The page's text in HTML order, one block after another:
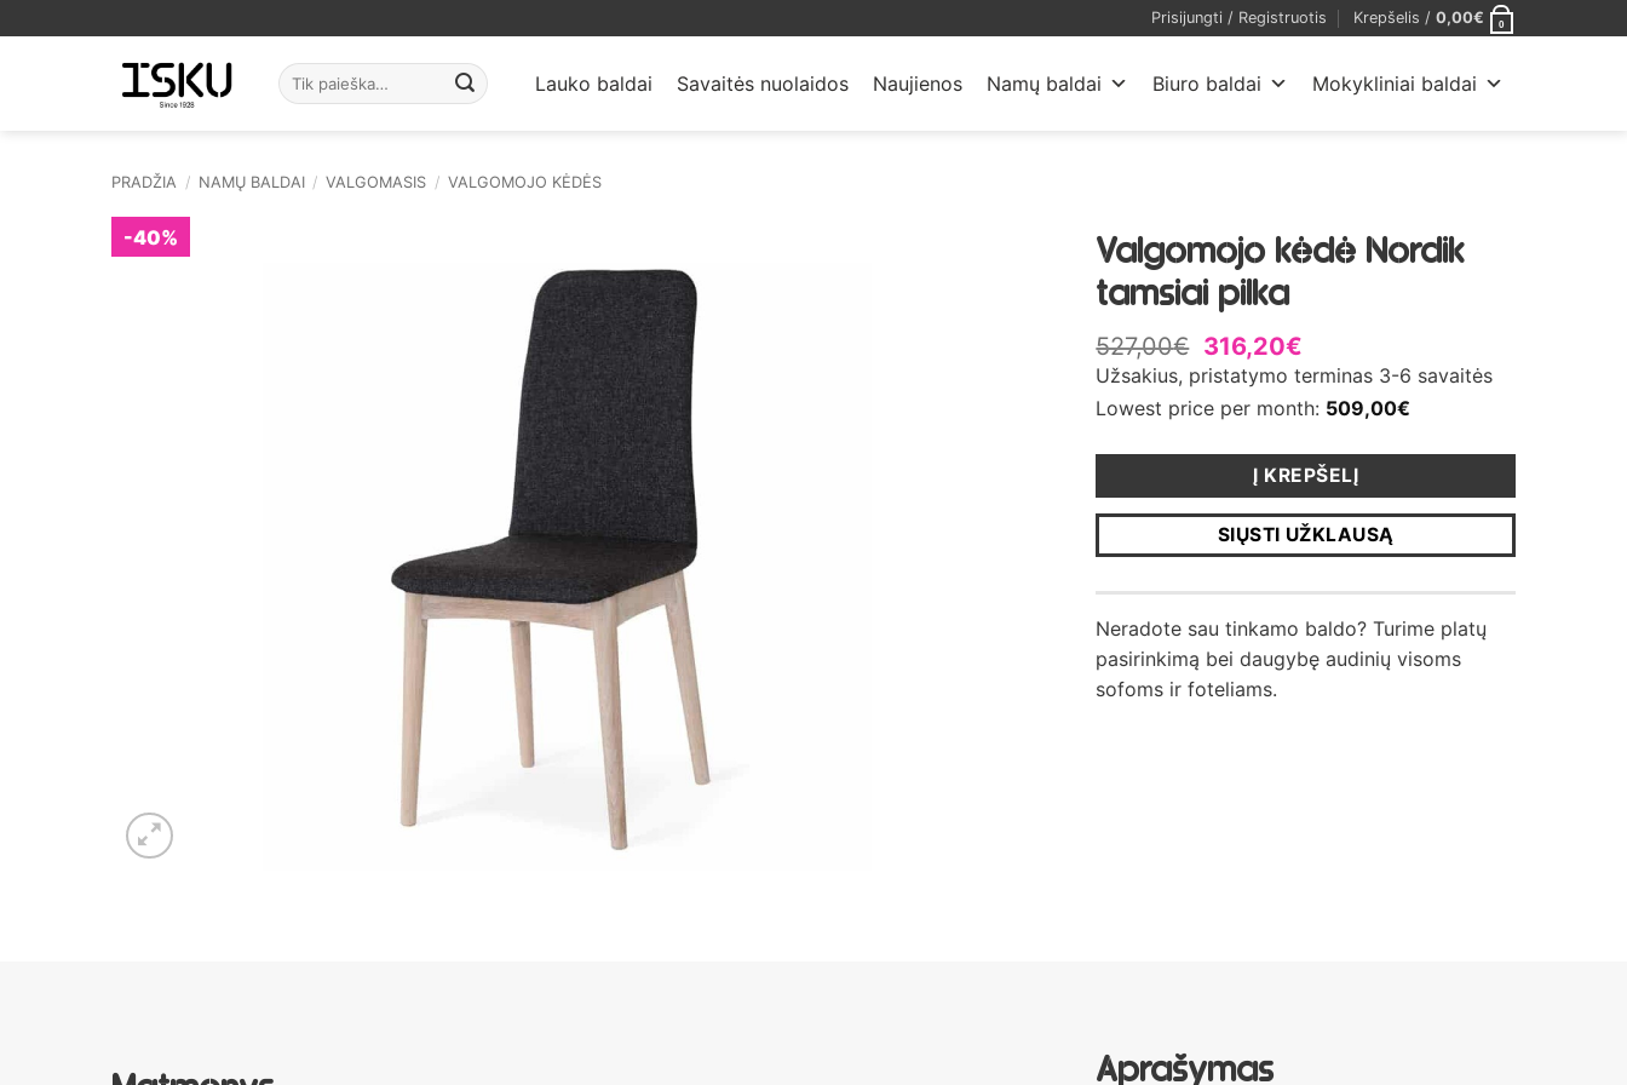
to
Prisijungti / Registruotis Krepšelis / 0,00€ 0
Ieškoti: Lauko baldai Savaitės nuolaidos Naujienos Namų baldai Biuro baldai Mokykliniai baldai
PRADŽIA / NAMŲ BALDAI / VALGOMASIS / VALGOMOJO KĖDĖS
-40%
Valgomojo kėdė Nordik
tamsiai pilka
527,00€ 316,20€
Užsakius, pristatymo terminas 3-6 savaitės
Lowest price per month: 509,00€
Į KREPŠELĮ
SIŲSTI UŽKLAUSĄ
Neradote sau tinkamo baldo? Turime platų
pasirinkimą bei daugybę audinių visoms
sofoms ir foteliams.
Aprašymas